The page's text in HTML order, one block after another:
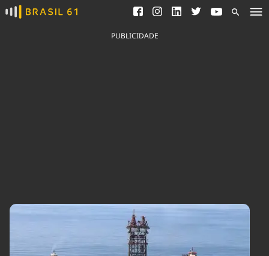
Ver todas as notícias
Saneamento
Indicadores
Brasil Mineral
Comportamento
Economia
Política
PUBLICIDADE